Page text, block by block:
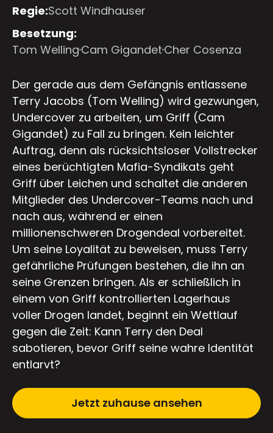
Regie:Scott Windhauser
Besetzung:
Tom Welling Cam Gigandet Cher Cosenza
Der gerade aus dem Gefängnis entlassene
Terry Jacobs (Tom Welling) wird gezwungen,
Undercover zu arbeiten, um Griff (Cam
Gigandet) zu Fall zu bringen. Kein leichter
Auftrag, denn als rücksichtsloser Vollstrecker
eines berüchtigten Mafia-Syndikats geht
Griff über Leichen und schaltet die anderen
Mitglieder des Undercover-Teams nach und
nach aus, während er einen
millionenschweren Drogendeal vorbereitet.
Um seine Loyalität zu beweisen, muss Terry
gefährliche Prüfungen bestehen, die ihn an
seine Grenzen bringen. Als er schließlich in
einem von Griff kontrollierten Lagerhaus
voller Drogen landet, beginnt ein Wettlauf
gegen die Zeit: Kann Terry den Deal
sabotieren, bevor Griff seine wahre Identität
entlarvt?
Jetzt zuhause ansehen